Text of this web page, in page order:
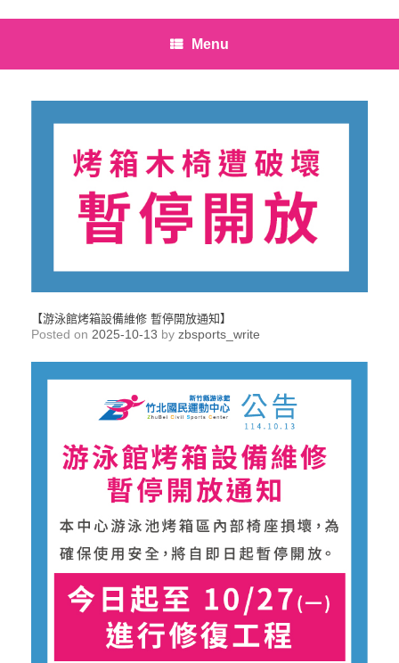
Menu
【游泳館烤箱設備維修 暫停開放通知】
Posted on 2025-10-13 by zbsports_write